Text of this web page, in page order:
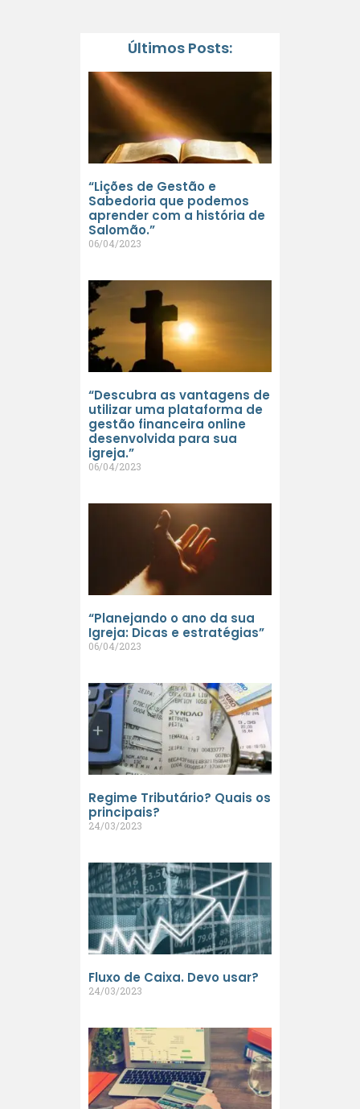
Últimos Posts:
“Lições de Gestão e
Sabedoria que podemos
aprender com a história de
Salomão.”
06/04/2023
“Descubra as vantagens de
utilizar uma plataforma de
gestão financeira online
desenvolvida para sua
igreja.”
06/04/2023
“Planejando o ano da sua
Igreja: Dicas e estratégias”
06/04/2023
Regime Tributário? Quais os
principais?
24/03/2023
Fluxo de Caixa. Devo usar?
24/03/2023